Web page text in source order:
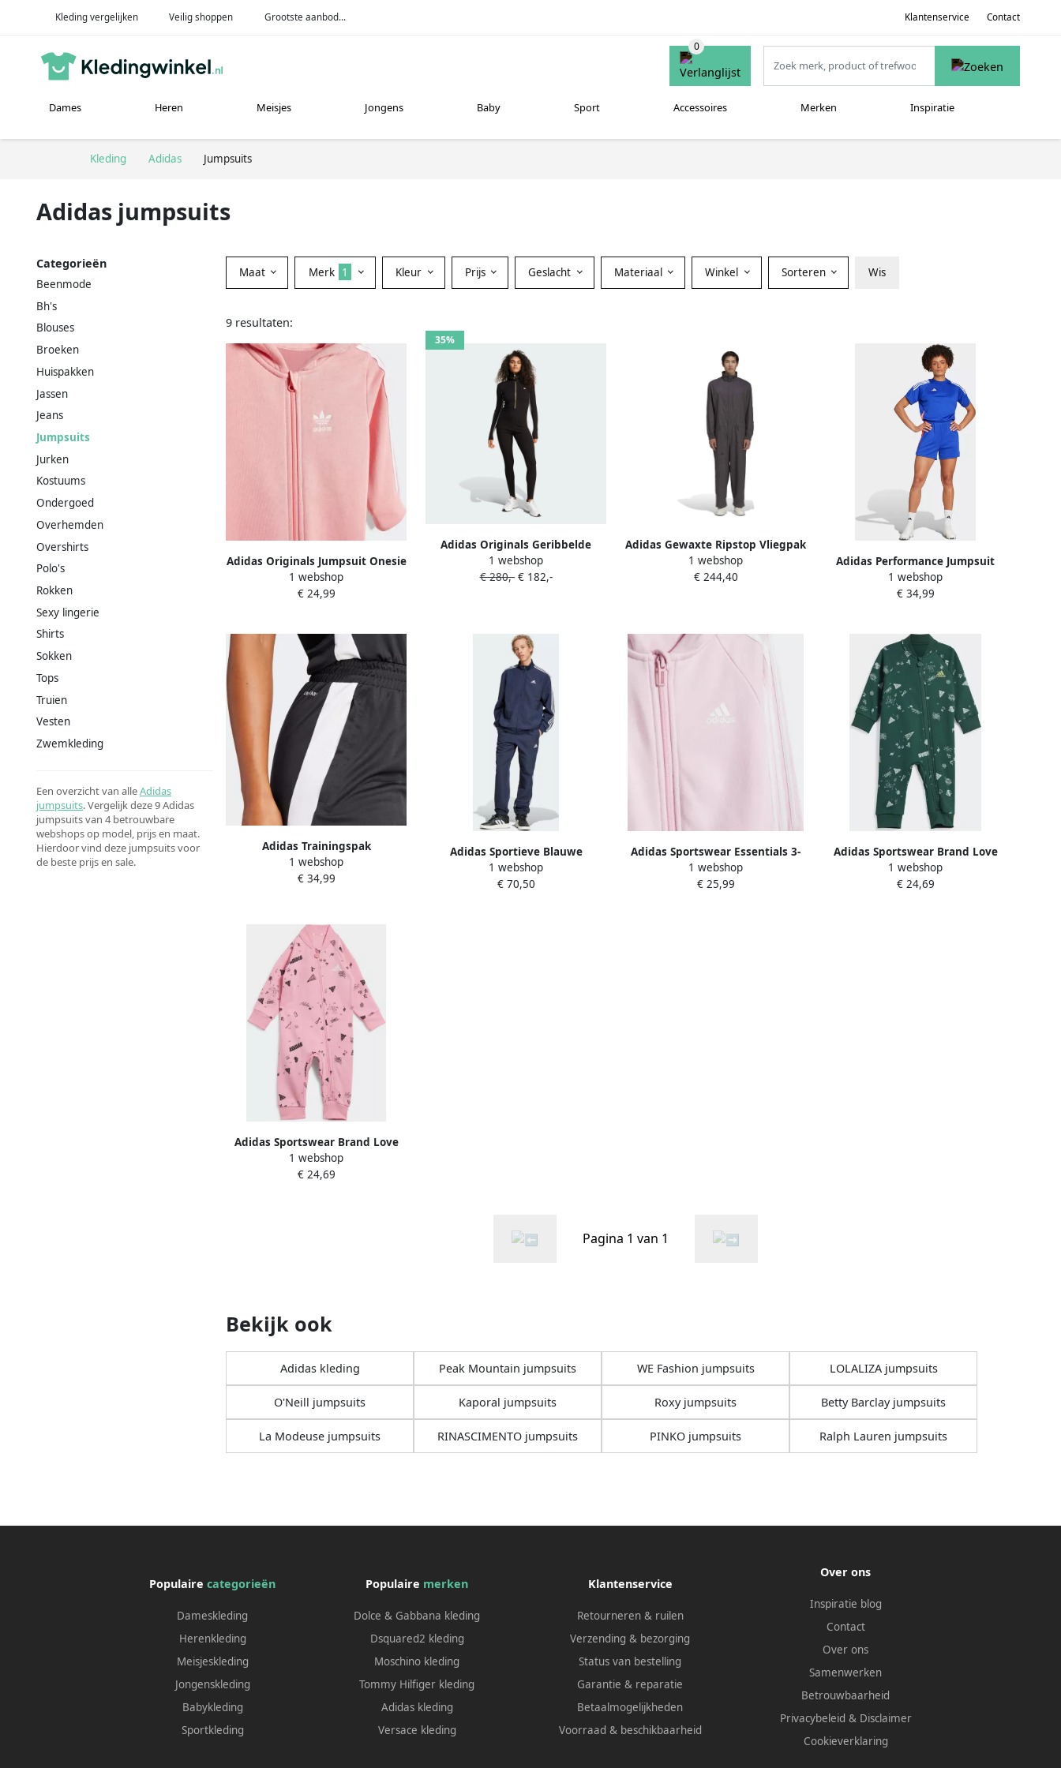
Kleding vergelijken Veilig shoppen Grootste aanbod... Klantenservice Contact
Dames Heren Meisjes Jongens Baby Sport Accessoires Merken Inspiratie
Kleding Adidas Jumpsuits
Adidas jumpsuits
Categorieën
Beenmode
Bh's
Blouses
Broeken
Huispakken
Jassen
Jeans
Jumpsuits
Jurken
Kostuums
Ondergoed
Overhemden
Overshirts
Polo's
Rokken
Sexy lingerie
Shirts
Sokken
Tops
Truien
Vesten
Zwemkleding
Een overzicht van alleAdidas
jumpsuits. Vergelijk deze 9 Adidas
jumpsuits van 4 betrouwbare
webshops op model, prijs en maat.
Hierdoor vind deze jumpsuits voor
de beste prijs en sale.
Maat Merk 1 Kleur Prijs Geslacht Materiaal Winkel Sorteren Wis
9 resultaten:
Adidas Originals Jumpsuit Onesie
1 webshop
€ 24,99
35%
Adidas Originals Geribbelde
jumpsuit Black Dames
1 webshop
€ 280,-€ 182,-
Adidas Gewaxte Ripstop Vliegpak
Gray Heren
1 webshop
€ 244,40
Adidas Performance Jumpsuit
TIRO24 TRJMPW
1 webshop
€ 34,99
Adidas Trainingspak
Survêtement coupe ample avec
technologie AEROREADY
1 webshop
€ 34,99
Adidas Sportieve Blauwe
Geweven 3-Stripes Jumpsuit Blue
Heren
1 webshop
€ 70,50
Adidas Sportswear Essentials 3-
Stripes French Terry Bodysuit
Kids
1 webshop
€ 25,99
Adidas Sportswear Brand Love
Bodysuit Kids
1 webshop
€ 24,69
Adidas Sportswear Brand Love
Bodysuit Kids
1 webshop
€ 24,69
Pagina 1 van 1
Bekijk ook
Adidas kleding Peak Mountain jumpsuits WE Fashion jumpsuits LOLALIZA jumpsuits
O'Neill jumpsuits Kaporal jumpsuits Roxy jumpsuits Betty Barclay jumpsuits
La Modeuse jumpsuits RINASCIMENTO jumpsuits PINKO jumpsuits Ralph Lauren jumpsuits
Populairecategorieën
Dameskleding
Herenkleding
Meisjeskleding
Jongenskleding
Babykleding
Sportkleding
Populaire merken
Dolce & Gabbana kleding
Dsquared2 kleding
Moschino kleding
Tommy Hilfiger kleding
Adidas kleding
Versace kleding
Klantenservice
Retourneren & ruilen
Verzending & bezorging
Status van bestelling
Garantie & reparatie
Betaalmogelijkheden
Voorraad & beschikbaarheid
Over ons
Inspiratie blog
Contact
Over ons
Samenwerken
Betrouwbaarheid
Privacybeleid & Disclaimer
Cookieverklaring